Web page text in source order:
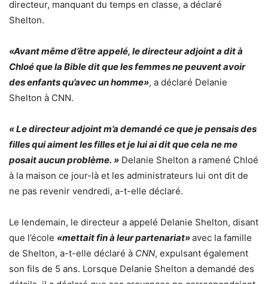
directeur, manquant du temps en classe, a déclaré
Shelton.
«Avant même d’être appelé, le directeur adjoint a dit à
Chloé que la Bible dit que les femmes ne peuvent avoir
des enfants qu’avec un homme», a déclaré Delanie
Shelton à CNN.
« Le directeur adjoint m’a demandé ce que je pensais des
filles qui aiment les filles et je lui ai dit que cela ne me
posait aucun problème. » Delanie Shelton a ramené Chloé
à la maison ce jour-là et les administrateurs lui ont dit de
ne pas revenir vendredi, a-t-elle déclaré.
Le lendemain, le directeur a appelé Delanie Shelton, disant
que l’école «mettait fin à leur partenariat»avec la famille
de Shelton, a-t-elle déclaré à CNN, expulsant également
son fils de 5 ans. Lorsque Delanie Shelton a demandé des